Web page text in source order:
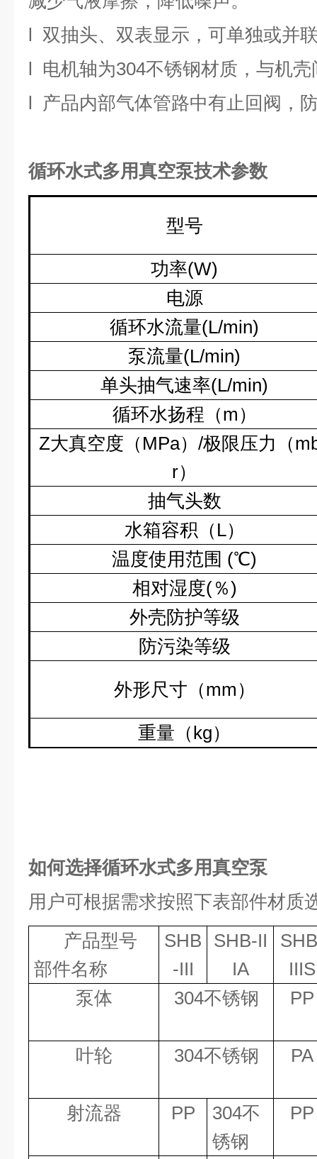
l 双抽头、双表显示，可单独或并
l 电机轴为304不锈钢材质，与机
l 产品内部气体管路中有止回阀，
循环水式多用真空泵技术参数
型号
功率(W)
电源
循环水流量(L/min)
泵流量(L/min)
单头抽气速率(L/min)
循环水扬程（m ）
Z大真空度（ MPa） /极限压力（
r）
抽气头数
水箱容积（ L）
温度使用范围 (℃)
相对湿度(％)
外壳防护等级
防污染等级
外形尺寸（mm ）
重量（kg）
如何选择循环水式多用真空泵
用户可根据需求按照下表部件材质
产品型号
部件名称
SHB
-III
SHB-II
IA
IIIS
泵体
304不锈钢 PP
叶轮 304不锈钢 PA
射流器 PP 304不
锈钢
PP